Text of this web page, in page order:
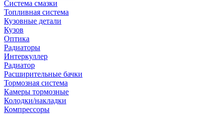
Система смазки
Топливная система
Кузовные детали
Кузов
Оптика
Радиаторы
Интеркуллер
Радиатор
Расширительные бачки
Тормозная система
Камеры тормозные
Колодки/накладки
Компрессоры